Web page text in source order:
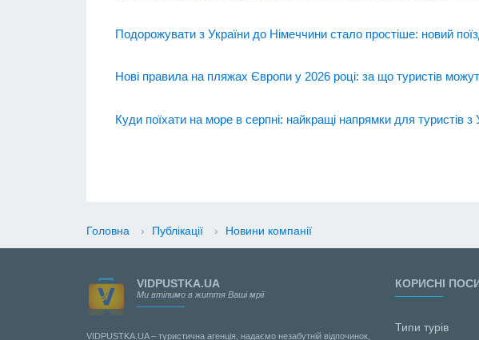
Подорожувати з України до Німеччини стало простіше: новий
Нові правила на пляжах Європи у 2026 році: за що туристів
Куди поїхати на море в серпні: найкращі напрямки для туристів з
Головна › Публікації › Новини компанії
VIDPUSTKA.UA
Ми втілимо в життя Ваші мрії
VIDPUSTKA.UA – туристична агенція, надаємо незабутній відпочинок,
КОРИСНІ
Типи турів